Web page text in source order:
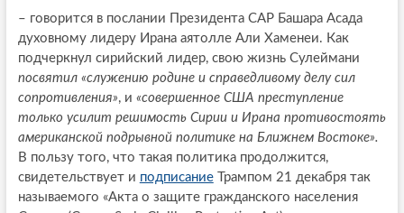
– говорится в послании Президента САР Башара Асада
духовному лидеру Ирана аятолле Али Хаменеи. Как
подчеркнул сирийский лидер, свою жизнь Сулеймани
посвятил «служению родине и справедливому делу сил
сопротивления», и «совершенное США преступление
только усилит решимость Сирии и Ирана противостоять
американской подрывной политике на Ближнем Востоке».
В пользу того, что такая политика продолжится,
свидетельствует и подписаниеТрампом 21 декабря так
называемого «Акта о защите гражданского населения